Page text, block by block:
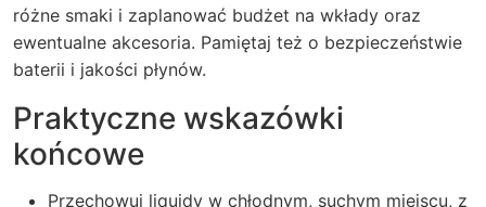
różne smaki i zaplanować budżet na wkłady oraz
ewentualne akcesoria. Pamiętaj też o bezpieczeństwie
baterii i jakości płynów.
Praktyczne wskazówki
końcowe
Przechowuj liquidy w chłodnym, suchym miejscu, z